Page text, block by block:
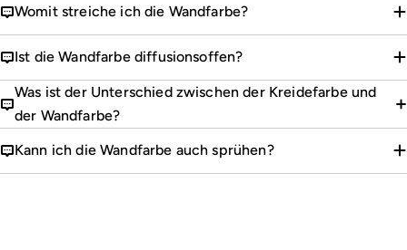
Womit streiche ich die Wandfarbe?
Ist die Wandfarbe diffusionsoffen?
Was ist der Unterschied zwischen der Kreidefarbe und
der Wandfarbe?
Kann ich die Wandfarbe auch sprühen?